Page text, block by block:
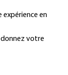
expérience en
donnez votre
Recherche